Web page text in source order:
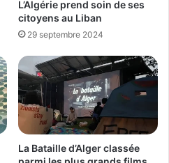
L’Algérie prend soin de ses
citoyens au Liban
29 septembre 2024
La Bataille d’Alger classée